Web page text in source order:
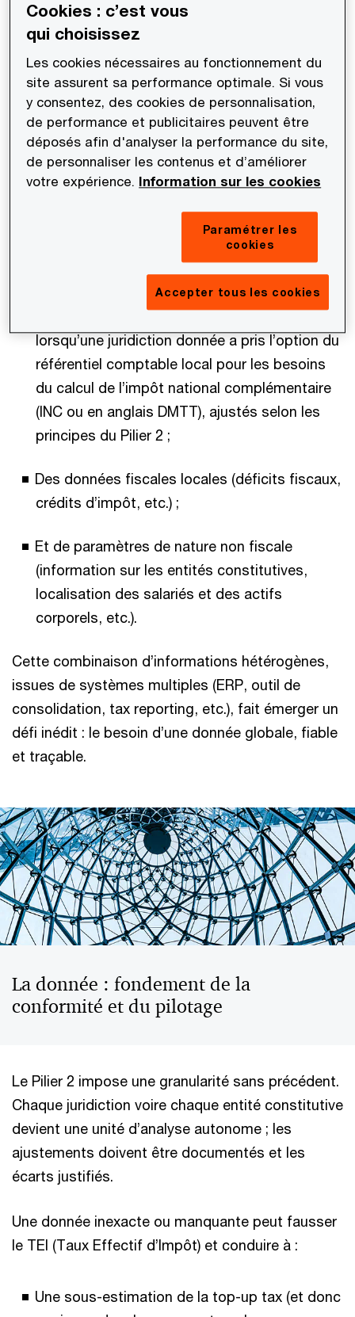
Le principe du Pilier 2 est aisément formulé :
15 % d’impôt effectif dans chaque juridiction où il
opère.
En revanche, sa mise en œuvre suppose de
produire un calcul de taux effectif d’impôt (TEI)
selon des règles uniformisées, reposant sur des
Des états financiers consolidés (IFRS ou
règlement ANC n°2020-01 pour les groupes
français) ou les états financiers statutaires
lorsqu’une juridiction donnée a pris l’option du
référentiel comptable local pour les besoins
du calcul de l’impôt national complémentaire
(INC ou en anglais DMTT), ajustés selon les
principes du Pilier 2 ;
Des données fiscales locales (déficits fiscaux,
crédits d’impôt, etc.) ;
Et de paramètres de nature non fiscale
(information sur les entités constitutives,
localisation des salariés et des actifs
corporels, etc.).
Cette combinaison d’informations hétérogènes,
issues de systèmes multiples (ERP, outil de
consolidation, tax reporting, etc.), fait émerger un
défi inédit : le besoin d’une donnée globale, fiable
et traçable.
La donnée : fondement de la
conformité et du pilotage
Le Pilier 2 impose une granularité sans précédent.
Chaque juridiction voire chaque entité constitutive
devient une unité d’analyse autonome ; les
ajustements doivent être documentés et les
écarts justifiés.
Une donnée inexacte ou manquante peut fausser
le TEI (Taux Effectif d’Impôt) et conduire à :
Une sous-estimation de la top-up tax (et donc
Cookies : c’est vous
qui choisissez
Les cookies nécessaires au fonctionnement du
site assurent sa performance optimale. Si vous
y consentez, des cookies de personnalisation,
de performance et publicitaires peuvent être
déposés afin d'analyser la performance du site,
de personnaliser les contenus et d’améliorer
votre expérience. Information sur les cookies
Paramétrer les
cookies
Accepter tous les cookies